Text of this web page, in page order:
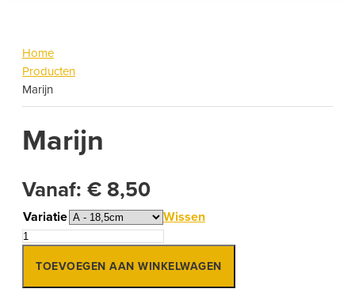
Home
Producten
Marijn
Marijn
Vanaf: € 8,50
Variatie
Wissen
Marijn
aantal
TOEVOEGEN AAN WINKELWAGEN